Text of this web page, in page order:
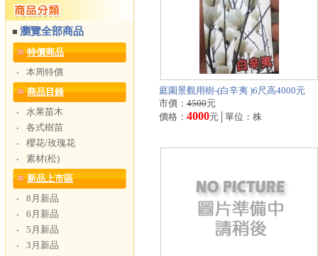
■ 瀏覽全部商品
特價商品
‧
本周特價
商品目錄
‧
水果苗木
‧
各式樹苗
‧
櫻花/玫瑰花
‧
素材(松)
新品上市區
‧
8月新品
‧
6月新品
‧
5月新品
‧
3月新品
庭園景觀用樹-(白辛夷 )6尺高4000元
市價： 4500元
價格： 4000元│單位：株